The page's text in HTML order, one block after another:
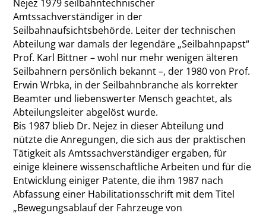
Nejez 1979 seilbahntechnischer
Amtssachverständiger in der
Seilbahnaufsichtsbehörde. Leiter der technischen
Abteilung war damals der legendäre „Seilbahnpapst“
Prof. Karl Bittner – wohl nur mehr wenigen älteren
Seilbahnern persönlich bekannt –, der 1980 von Prof.
Erwin Wrbka, in der Seilbahnbranche als korrekter
Beamter und liebenswerter Mensch geachtet, als
Abteilungsleiter abgelöst wurde.
Bis 1987 blieb Dr. Nejez in dieser Abteilung und
nützte die Anregungen, die sich aus der praktischen
Tätigkeit als Amtssachverständiger ergaben, für
einige kleinere wissenschaftliche Arbeiten und für die
Entwicklung einiger Patente, die ihm 1987 nach
Abfassung einer Habilitationsschrift mit dem Titel
„Bewegungsablauf der Fahrzeuge von